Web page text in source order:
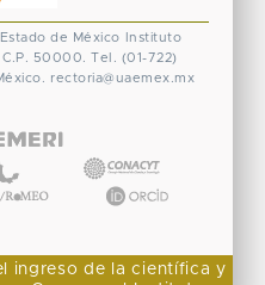
de México
Instituto
C.P. 50000. Tel. (01-722)
rectoria@uaemex.mx
ingreso de la científica y